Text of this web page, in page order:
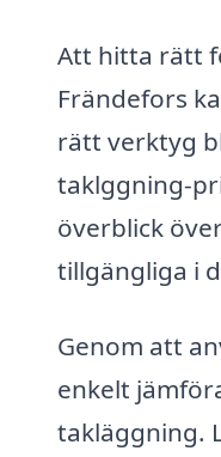
Att hitta rätt
Frändefors
rätt verktyg
taklggning-
överblick
tillgängliga i
Genom att
enkelt
takläggning.